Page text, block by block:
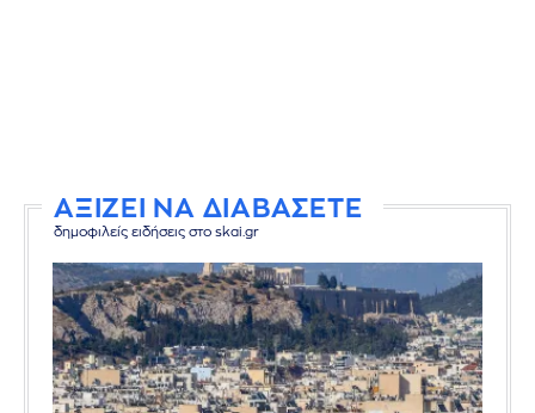
ΑΞΙΖΕΙ ΝΑ ΔΙΑΒΑΣΕΤΕ
δημοφιλείς ειδήσεις στο skai.gr